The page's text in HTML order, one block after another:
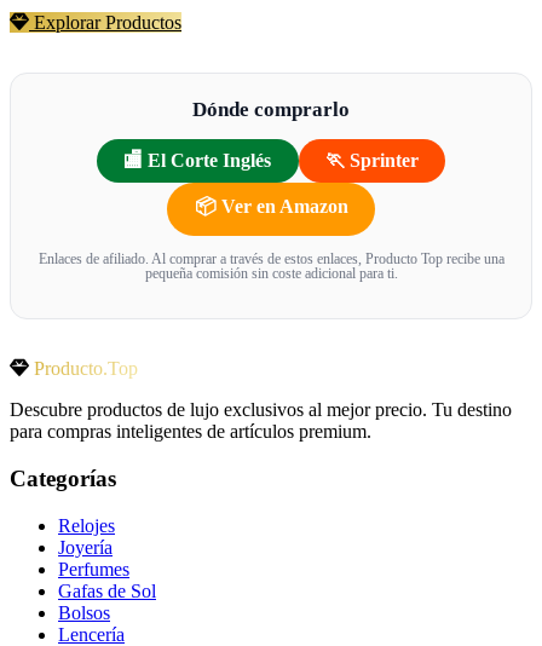
Explorar Productos
Dónde comprarlo
🏬 El Corte Inglés 🏃 Sprinter
📦 Ver en Amazon
Enlaces de afiliado. Al comprar a través de estos enlaces, Producto Top recibe una
pequeña comisión sin coste adicional para ti.
Producto.Top
Descubre productos de lujo exclusivos al mejor precio. Tu destino
para compras inteligentes de artículos premium.
Categorías
Relojes
Joyería
Perfumes
Gafas de Sol
Bolsos
Lencería